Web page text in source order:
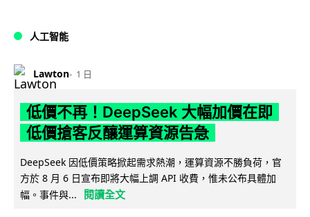
人工智能
Lawton 1 日
低價不再！DeepSeek 大幅加價在即
低價搶客反釀運算資源告急
DeepSeek 因低價策略掀起需求熱潮，運算資源不勝負荷，官
方於 8 月 6 日宣布即將大幅上調 API 收費，惟未公布具體加
幅。事件與...
閱讀全文